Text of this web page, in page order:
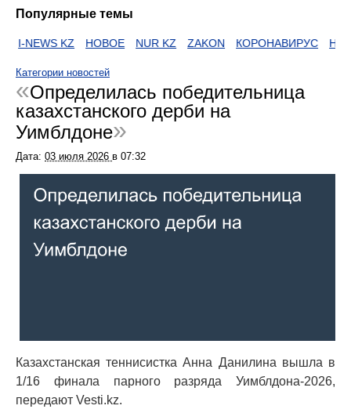
Популярные темы
I-NEWS KZ НОВОЕ NUR KZ ZAKON КОРОНАВИРУС
Категории новостей
Определилась победительница
казахстанского дерби на
Уимблдоне
Дата: 03 июля 2026 в 07:32
Казахстанская теннисистка Анна Данилина вышла в
1/16 финала парного разряда Уимблдона-2026,
передают Vesti.kz.